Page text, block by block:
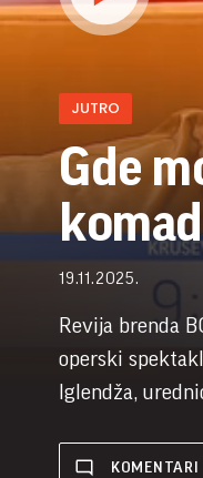
JUTRO
Gde
19.11.2025.
Revija brenda
operski
Iglendža,
KOMENTARI